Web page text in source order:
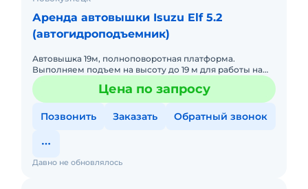
Аренда автовышки Isuzu Elf 5.2
(автогидроподъемник)
Автовышка 19м, полноповоротная платформа.
Выполняем подъем на высоту до 19 м для работы на
высоте. 1200 руб/час
Цена по запросу
Позвонить Заказать Обратный звонок
Давно не обновлялось